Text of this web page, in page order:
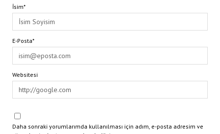
İsim*
E-Posta*
Websitesi
Daha sonraki yorumlarımda kullanılması için adım, e-posta adresim ve